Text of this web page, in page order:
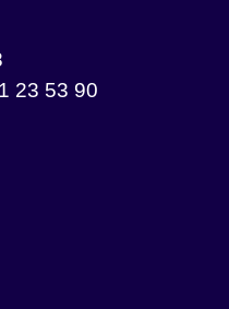
23 53 90